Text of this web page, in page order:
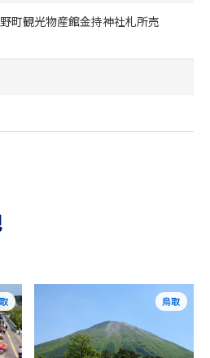
町観光物産館金持神社札所売
鳥取